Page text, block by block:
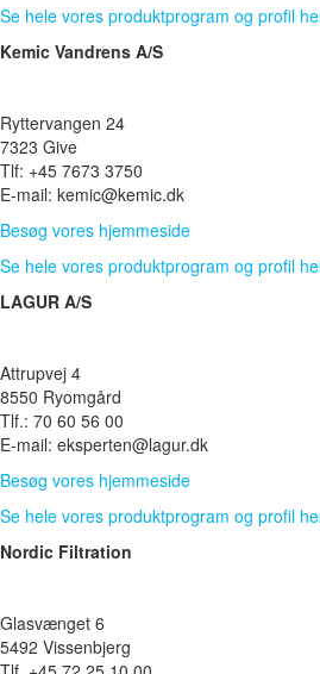
Se hele vores produktprogram og profil
Kemic Vandrens A/S
Ryttervangen 24
7323 Give
Tlf: +45 7673 3750
E-mail: kemic@kemic.dk
Besøg vores hjemmeside
Se hele vores produktprogram og profil
LAGUR A/S
Attrupvej 4
8550 Ryomgård
Tlf.: 70 60 56 00
E-mail: eksperten@lagur.dk
Besøg vores hjemmeside
Se hele vores produktprogram og profil
Nordic Filtration
Glasvænget 6
5492 Vissenbjerg